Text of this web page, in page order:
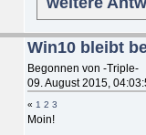
Win10 bleibt
Begonnen von -Triple-
09. August 2015,
« 1 2 3
Moin!